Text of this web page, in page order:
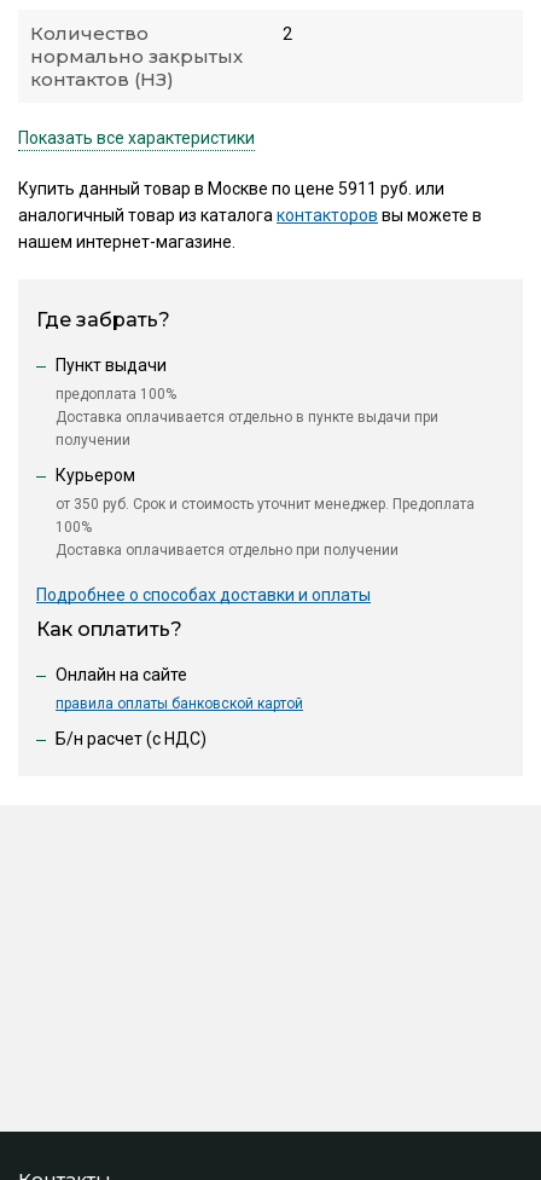
Количество
нормально закрытых
контактов (НЗ)
2
Показать все характеристики
Купить данный товар в Москве по цене 5911 руб. или
аналогичный товар из каталогаконтакторов вы можете в
нашем интернет-магазине.
Где забрать?
Пункт выдачи
предоплата 100%
Доставка оплачивается отдельно в пункте выдачи при
получении
Курьером
от 350 руб. Срок и стоимость уточнит менеджер. Предоплата
100%
Доставка оплачивается отдельно при получении
Подробнее о способах доставки и оплаты
Как оплатить?
Онлайн на сайте
правила оплаты банковской картой
Б/н расчет (c НДС)